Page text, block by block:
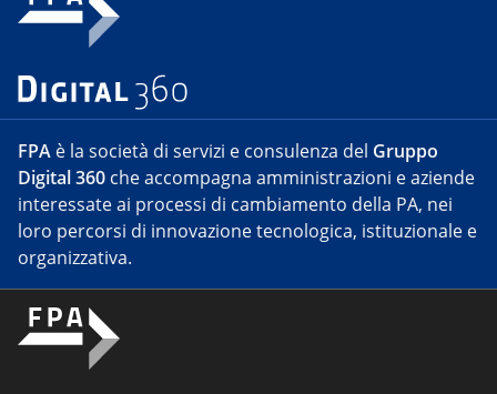
FPA è la società di servizi e consulenza del Gruppo
Digital 360 che accompagna amministrazioni e aziende
interessate ai processi di cambiamento della PA, nei
loro percorsi di innovazione tecnologica, istituzionale e
organizzativa.